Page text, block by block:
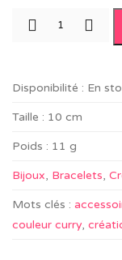
Disponibilité : En
Taille : 10 cm
Poids : 11 g
Bijoux, Bracelets,
Mots clés :
couleur curry,